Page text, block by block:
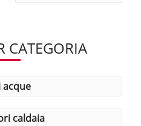
CATEGORIA
acque
caldaia